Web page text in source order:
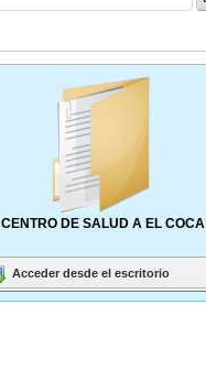
CENTRO DE SALUD A EL COCA
Acceder desde el escritorio